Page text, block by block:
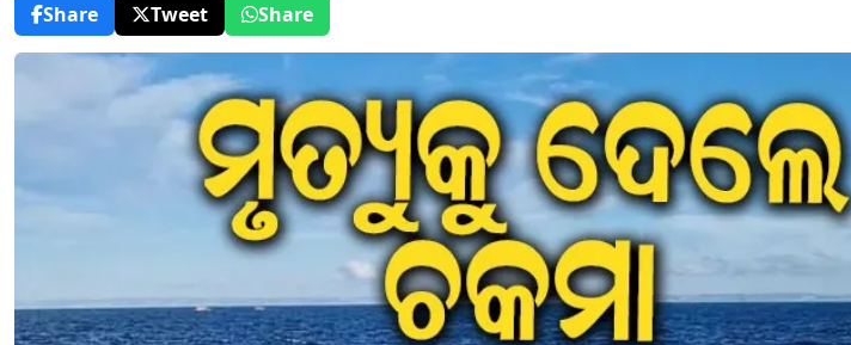
Share
Tweet Share